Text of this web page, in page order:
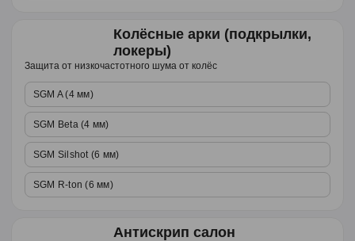
Колёсные арки (подкрылки,
локеры)
Защита от низкочастотного шума от колёс
SGM A (4 мм)
SGM Beta (4 мм)
SGM Silshot (6 мм)
SGM R-ton (6 мм)
Антискрип салон